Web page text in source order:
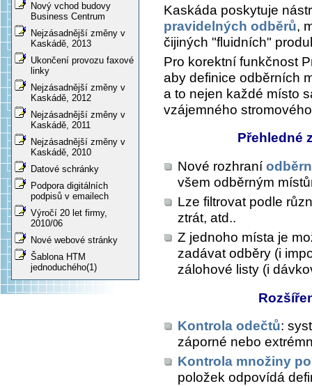
Nový vchod budovy
Business Centrum
Nejzásadnější změny v
Kaskádě, 2013
Ukončení provozu faxové
linky
Nejzásadnější změny v
Kaskádě, 2012
Nejzásadnější změny v
Kaskádě, 2011
Nejzásadnější změny v
Kaskádě, 2010
Datové schránky
Podpora digitálních
podpisů v emailech
Výročí 20 let firmy,
2010/06
Nové webové stránky
Šablona HTM
jednoduchého(1)
Kaskáda poskytuje
pravidelných odběrů,
čijiných "fluidních"
Pro korektní funkčnost
aby definice odběrních
a to nejen každé místo
vzájemného
Přehledné
Nové rozhraní
všem odběrným
Lze filtrovat podle
ztrát, atd..
Z jednoho místa je
zadávat odběry (i
zálohové listy (i
Kontrola odečtů:
záporné nebo
Kontrola množiny
položek odpovídá